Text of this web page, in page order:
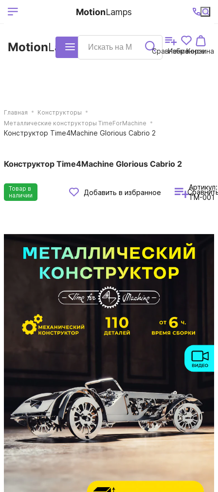
Ваш регион
Выберите ваш
+7 (495)740-
38-68
График
работы
MotionLamps Каталог Сравнение
Избранное
Корзина
MotionLamps
Главная
Конструкторы
Металлические конструкторы TimeForMachine
Конструктор Time4Machine Glorious Cabrio 2
Конструктор Time4Machine Glorious Cabrio 2
Товар в
наличии
Добавить в избранное
Артикул:
TM-001